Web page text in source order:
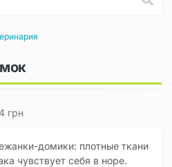
грн
домики: плотные ткани
чувствует себя в норе.